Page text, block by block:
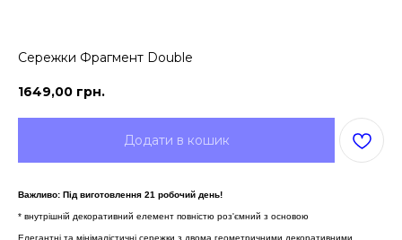
Сережки Фрагмент Double
1649,00 грн.
Додати в кошик
Важливо: Під виготовлення 21 робочий день!
* внутрішній декоративний елемент повністю роз'ємний з основою
Елегантні та мінімалістичні сережки з двома геометричними декоративними